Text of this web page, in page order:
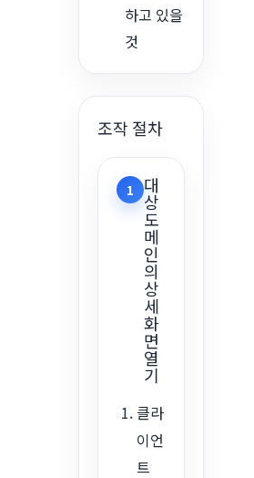
하고 있을
것
조작 절차
1 대
상
도
메
인
의
상
세
화
면
열
기
클라
이언
트